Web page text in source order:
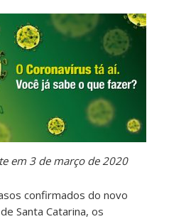
em 3 de março de 2020
confirmados do novo
Santa Catarina, os